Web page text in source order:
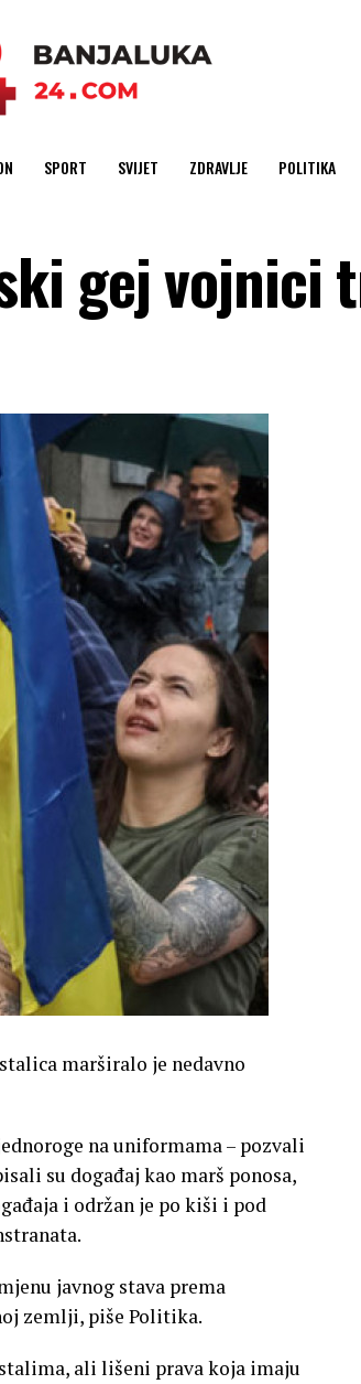
SPORT SVIJET ZDRAVLJE POLITIKA
gej vojnici
marširalo je nedavno
na uniformama – pozvali
su događaj kao marš ponosa,
i održan je po kiši i pod
javnog stava prema
zemlji, piše Politika.
ali lišeni prava koja imaju